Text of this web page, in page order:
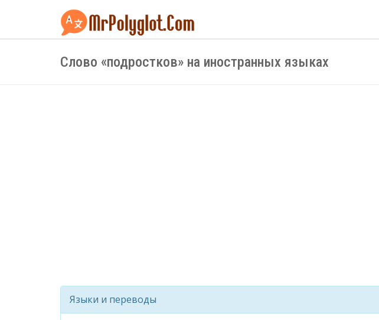
Слово «подростков» на иностранных языках
Языки и переводы